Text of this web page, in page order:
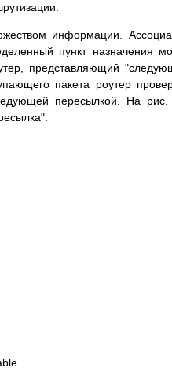
информации.
пункт назначения
представляющий
пакета роутер
пересылкой. На